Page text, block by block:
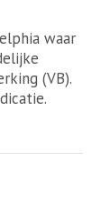
waar
(VB).